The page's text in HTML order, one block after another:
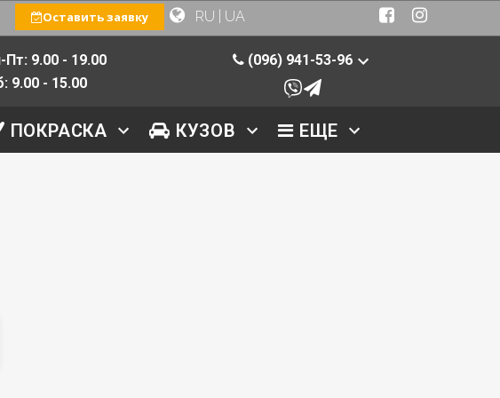
RU UA
Оставить заявку
9.00 - 19.00
9.00 - 15.00
(096) 941-53-96
ПОКРАСКА КУЗОВ ЕЩЕ